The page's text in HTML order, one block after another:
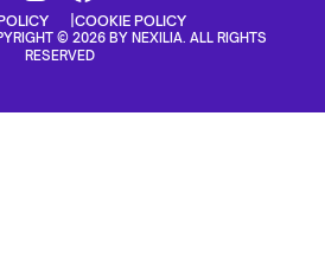
COOKIE POLICY
© 2026 BY NEXILIA. ALL RIGHTS
RESERVED